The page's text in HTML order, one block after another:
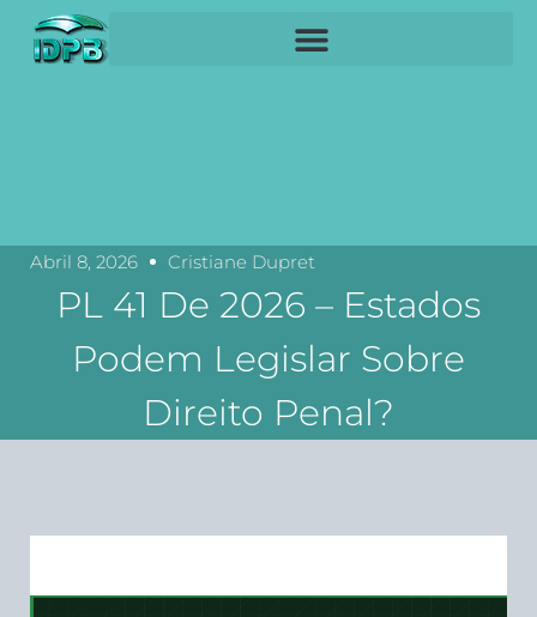
Abril 8, 2026 Cristiane Dupret
PL 41 De 2026 – Estados
Podem Legislar Sobre
Direito Penal?